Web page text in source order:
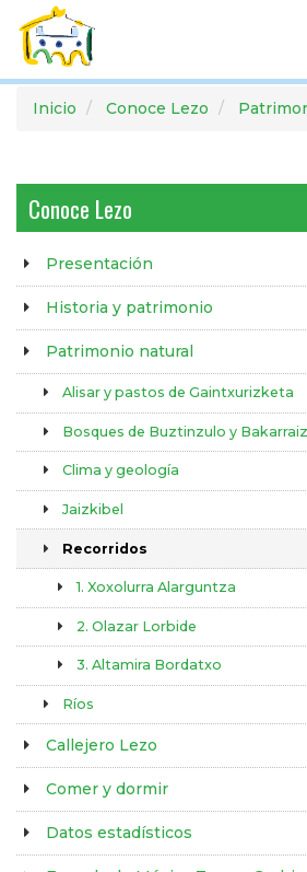
Inicio Conoce Lezo
Conoce Lezo
Presentación
Historia y patrimonio
Patrimonio natural
Alisar y pastos de Gaintxurizketa
Bosques de Buztinzulo y
Clima y geología
Jaizkibel
Recorridos
1. Xoxolurra Alarguntza
2. Olazar Lorbide
3. Altamira Bordatxo
Ríos
Callejero Lezo
Comer y dormir
Datos estadísticos